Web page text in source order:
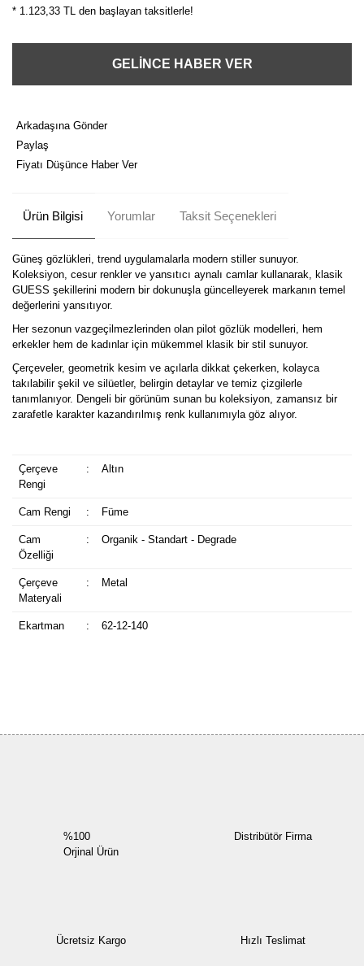
* 1.123,33 TL den başlayan taksitlerle!
GELİNCE HABER VER
Arkadaşına Gönder
Paylaş
Fiyatı Düşünce Haber Ver
Ürün Bilgisi Yorumlar Taksit Seçenekleri
Güneş gözlükleri, trend uygulamalarla modern stiller sunuyor.
Koleksiyon, cesur renkler ve yansıtıcı aynalı camlar kullanarak, klasik
GUESS şekillerini modern bir dokunuşla güncelleyerek markanın temel
değerlerini yansıtıyor.
Her sezonun vazgeçilmezlerinden olan pilot gözlük modelleri, hem
erkekler hem de kadınlar için mükemmel klasik bir stil sunuyor.
Çerçeveler, geometrik kesim ve açılarla dikkat çekerken, kolayca
takılabilir şekil ve silüetler, belirgin detaylar ve temiz çizgilerle
tanımlanıyor. Dengeli bir görünüm sunan bu koleksiyon, zamansız bir
zarafetle karakter kazandırılmış renk kullanımıyla göz alıyor.
Çerçeve
Rengi
: Altın
Cam Rengi : Füme
Cam
Özelliği
: Organik - Standart - Degrade
Çerçeve
Materyali
: Metal
Ekartman : 62-12-140
%100
Orjinal Ürün
Distribütör Firma
Ücretsiz Kargo Hızlı Teslimat